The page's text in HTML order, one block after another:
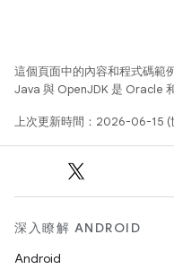
這個頁面中的內容和程式碼範
Java 與 OpenJDK 是 Oracle
上次更新時間：2026-06-15 (
深入瞭解 ANDROID
Android